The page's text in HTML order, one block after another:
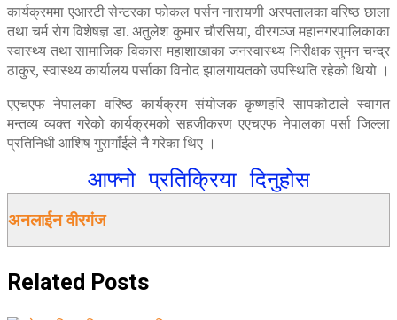
कार्यक्रममा एआरटी सेन्टरका फोकल पर्सन नारायणी अस्पतालका वरिष्ठ छाला
तथा चर्म रोग विशेषज्ञ डा. अतुलेश कुमार चौरसिया, वीरगञ्ज महानगरपालिकाका
स्वास्थ्य तथा सामाजिक विकास महाशाखाका जनस्वास्थ्य निरीक्षक सुमन चन्द्र
ठाकुर, स्वास्थ्य कार्यालय पर्साका विनोद झालगायतको उपस्थिति रहेको थियो ।
एएचएफ नेपालका वरिष्ठ कार्यक्रम संयोजक कृष्णहरि सापकोटाले स्वागत
मन्तव्य व्यक्त गरेको कार्यक्रमको सहजीकरण एएचएफ नेपालका पर्सा जिल्ला
प्रतिनिधी आशिष गुरागाँईले नै गरेका थिए ।
आफ्नो प्रतिक्रिया दिनुहोस
अनलाईन वीरगंज
Related Posts